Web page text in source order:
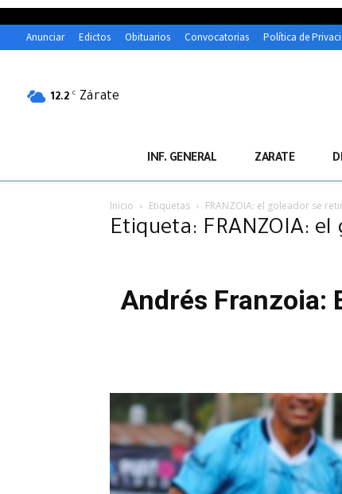
Anunciar Edictos Obituarios Convocatorias Política de
12.2 C Zárate
INF. GENERAL ZARATE
Inicio Etiquetas FRANZOIA: el goleador se
Etiqueta: FRANZOIA:
Andrés Franzoia: